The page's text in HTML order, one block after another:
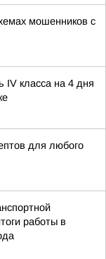
мошенников с
IV класса на 4 дня
для любого
работы в